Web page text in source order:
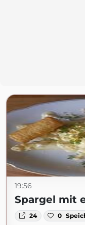
19:56
Spargel mit
24 0